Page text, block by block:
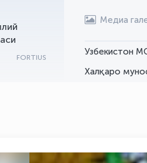
FORTIUS
Медиа
Узбекистон
Халқаро